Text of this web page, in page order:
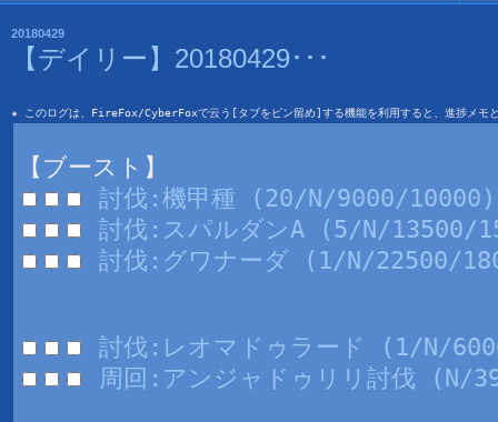
20180429
【デイリー】20180429･･･
★ このログは、FireFox/CyberFoxで云う[タブをピン留め]する機能を利用すると、進捗メモ
【ブースト】
討伐:機甲種 (20/N/9000/10000)
討伐:スパルダンA (5/N/13500/
討伐:グワナーダ (1/N/22500/
討伐:レオマドゥラード (1/N/
周回:アンジャドゥリリ討伐 (N/